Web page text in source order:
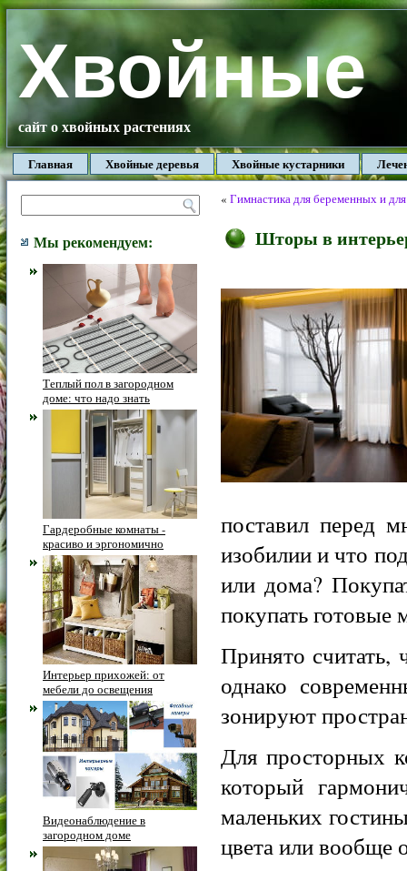
Хвойные
сайт о хвойных растениях
Главная Хвойные деревья Хвойные кустарники
Мы рекомендуем:
Теплый пол в загородном
доме: что надо знать
Гардеробные комнаты -
красиво и эргономично
Интерьер прихожей: от
мебели до освещения
Видеонаблюдение в
загородном доме
« Гимнастика для беременных и
Шторы в
поставил перед
изобилии и что
или дома?
покупать готовые
Принято считать,
однако
зонируют
Для просторных
который
маленьких
цвета или вообще